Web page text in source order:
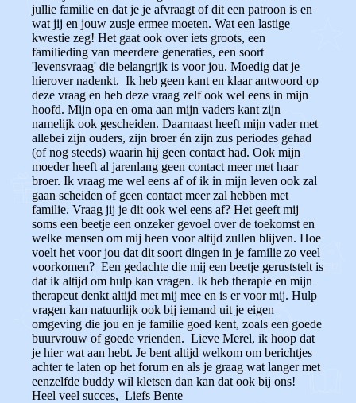
jullie familie en dat je je afvraagt of dit een patroon is en
wat jij en jouw zusje ermee moeten. Wat een lastige
kwestie zeg! Het gaat ook over iets groots, een
familieding van meerdere generaties, een soort
'levensvraag' die belangrijk is voor jou. Moedig dat je
hierover nadenkt. Ik heb geen kant en klaar antwoord op
deze vraag en heb deze vraag zelf ook wel eens in mijn
hoofd. Mijn opa en oma aan mijn vaders kant zijn
namelijk ook gescheiden. Daarnaast heeft mijn vader met
allebei zijn ouders, zijn broer én zijn zus periodes gehad
(of nog steeds) waarin hij geen contact had. Ook mijn
moeder heeft al jarenlang geen contact meer met haar
broer. Ik vraag me wel eens af of ik in mijn leven ook zal
gaan scheiden of geen contact meer zal hebben met
familie. Vraag jij je dit ook wel eens af? Het geeft mij
soms een beetje een onzeker gevoel over de toekomst en
welke mensen om mij heen voor altijd zullen blijven. Hoe
voelt het voor jou dat dit soort dingen in je familie zo veel
voorkomen? Een gedachte die mij een beetje geruststelt is
dat ik altijd om hulp kan vragen. Ik heb therapie en mijn
therapeut denkt altijd met mij mee en is er voor mij. Hulp
vragen kan natuurlijk ook bij iemand uit je eigen
omgeving die jou en je familie goed kent, zoals een goede
buurvrouw of goede vrienden. Lieve Merel, ik hoop dat
je hier wat aan hebt. Je bent altijd welkom om berichtjes
achter te laten op het forum en als je graag wat langer met
eenzelfde buddy wil kletsen dan kan dat ook bij ons!
Heel veel succes, Liefs Bente